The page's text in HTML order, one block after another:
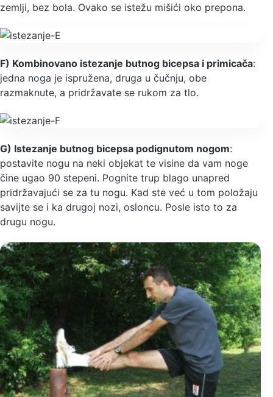
zemlji, bez bola. Ovako se istežu mišići oko prepona.
F) Kombinovano istezanje butnog bicepsa i primicača:
jedna noga je ispružena, druga u čučnju, obe
razmaknute, a pridržavate se rukom za tlo.
G) Istezanje butnog bicepsa podignutom nogom:
postavite nogu na neki objekat te visine da vam noge
čine ugao 90 stepeni. Pognite trup blago unapred
pridržavajući se za tu nogu. Kad ste već u tom položaju
savijte se i ka drugoj nozi, osloncu. Posle isto to za
drugu nogu.